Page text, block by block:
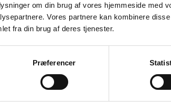
om din brug af vores hjemmeside med
Vores partnere kan kombinere
fra din brug af deres tjenester.
Præferencer